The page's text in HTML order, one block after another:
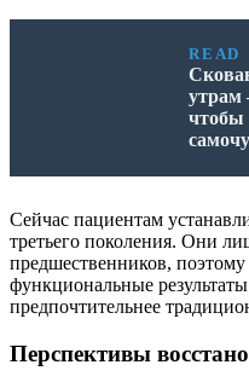
READ
утрам
чтобы
Сейчас пациентам
третьего поколения. Они
предшественников,
функциональные
предпочтительнее
Перспективы